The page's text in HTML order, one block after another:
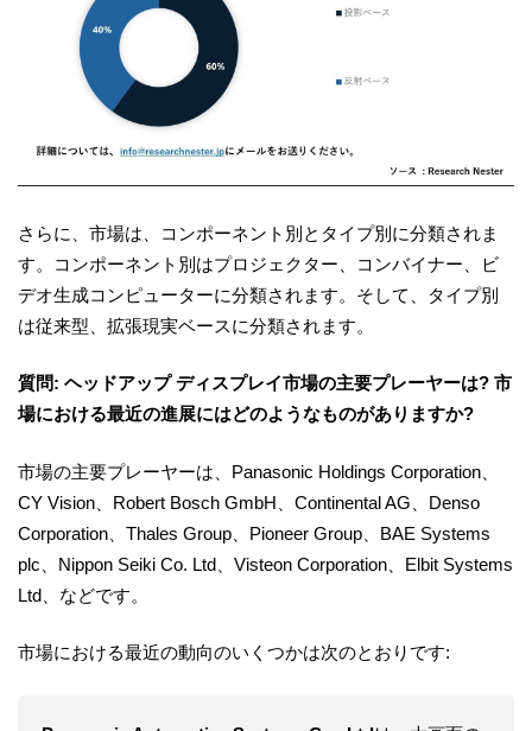
さらに、市場は、コンポーネント別とタイプ別に分類されま
す。コンポーネント別はプロジェクター、コンバイナー、ビ
デオ生成コンピューターに分類されます。そして、タイプ別
は従来型、拡張現実ベースに分類されます。
質問: ヘッドアップ ディスプレイ市場の主要プレーヤーは? 市
場における最近の進展にはどのようなものがありますか?
市場の主要プレーヤーは、Panasonic Holdings Corporation、
CY Vision、Robert Bosch GmbH、Continental AG、Denso
Corporation、Thales Group、Pioneer Group、BAE Systems
plc、Nippon Seiki Co. Ltd、Visteon Corporation、Elbit Systems
Ltd、などです。
市場における最近の動向のいくつかは次のとおりです: